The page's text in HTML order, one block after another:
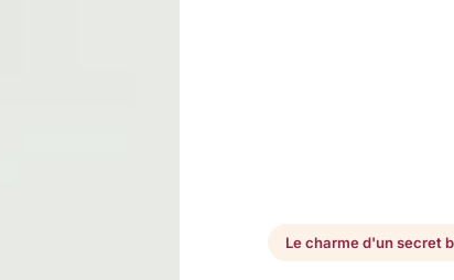
Le charme d'un secret